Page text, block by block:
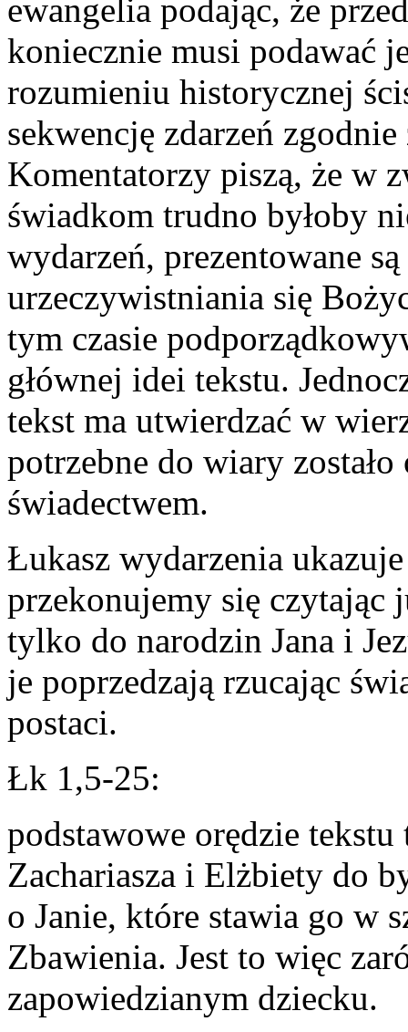
ewangelia podając, że
koniecznie musi podawać
rozumieniu historycznej
sekwencję zdarzeń
Komentatorzy piszą, że w
świadkom trudno byłoby
wydarzeń, prezentowane
urzeczywistniania się
tym czasie
głównej idei tekstu.
tekst ma utwierdzać w
potrzebne do wiary
świadectwem.
Łukasz wydarzenia
przekonujemy się czytając
tylko do narodzin Jana i
je poprzedzają rzucając
postaci.
Łk 1,5-25:
podstawowe orędzie tekstu
Zachariasza i Elżbiety do
o Janie, które stawia go w
Zbawienia. Jest to więc
zapowiedzianym dziecku.